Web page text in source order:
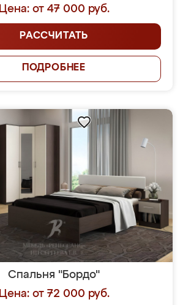
Цена: от 47 000 руб.
РАССЧИТАТЬ
ПОДРОБНЕЕ
Спальня "Бордо"
Цена: от 72 000 руб.